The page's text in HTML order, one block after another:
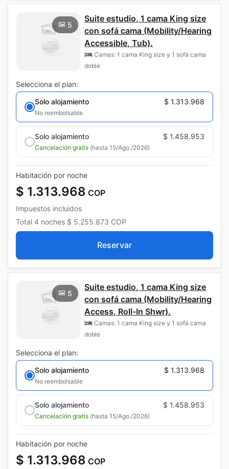
5
Suite estudio, 1 cama King size
con sofá cama (Mobility/Hearing
Accessible, Tub).
Camas: 1 cama King size y 1 sofá cama
doble
Selecciona el plan:
Solo alojamiento
$ 1.313.968
No reembolsable
Solo alojamiento $ 1.458.953
Cancelación gratis (hasta 15/Ago./2026)
Habitación por noche
$ 1.313.968 COP
Impuestos incluidos
Total 4 noches $ 5.255.873 COP
Reservar
5
Suite estudio, 1 cama King size
con sofá cama (Mobility/Hearing
Access, Roll-In Shwr).
Camas: 1 cama King size y 1 sofá cama
doble
Selecciona el plan:
Solo alojamiento
$ 1.313.968
No reembolsable
Solo alojamiento $ 1.458.953
Cancelación gratis (hasta 15/Ago./2026)
Habitación por noche
$ 1.313.968 COP